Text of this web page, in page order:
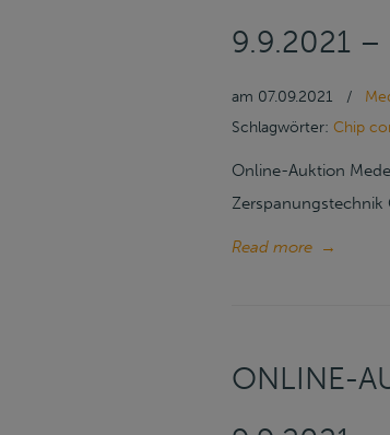
9.9.2021 –
am 07.09.2021 /
Schlagwörter: Chip
Online-Auktion
Read more →
ONLINE-